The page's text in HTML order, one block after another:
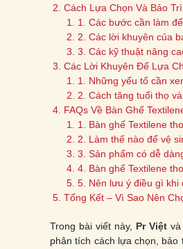
Cách Lựa Chọn Và Bảo
1. Các bước cần làm
2. Các lời khuyên của
3. Các kỹ thuật nâng
Các Lời Khuyên Để Lựa
1. Những yếu tố cần
2. Cách tăng tuổi thọ
FAQs Về Bàn Ghế
1. Bàn ghế Textilene
2. Làm thế nào để vệ
3. Sản phẩm có dễ
4. Bàn ghế Textilene
5. Nên lưu ý điều gì khi
Tổng Kết – Vì Sao Nên
Trong bài viết này, Pr Việtvà
phân tích cách lựa chọn,